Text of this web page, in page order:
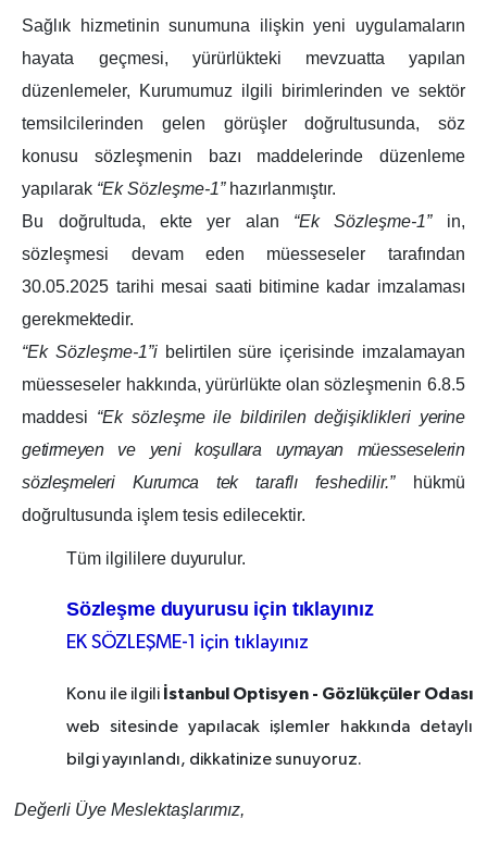
Sağlık hizmetinin sunumuna ilişkin yeni uygulamaların
hayata geçmesi, yürürlükteki mevzuatta yapılan
düzenlemeler, Kurumumuz ilgili birimlerinden ve sektör
temsilcilerinden gelen görüşler doğrultusunda, söz
konusu sözleşmenin bazı maddelerinde düzenleme
yapılarak “Ek Sözleşme-1” hazırlanmıştır.
Bu doğrultuda, ekte yer alan “Ek Sözleşme-1” in,
sözleşmesi devam eden müesseseler tarafından
30.05.2025 tarihi mesai saati bitimine kadar imzalaması
gerekmektedir.
“Ek Sözleşme-1”i belirtilen süre içerisinde imzalamayan
müesseseler hakkında, yürürlükte olan sözleşmenin 6.8.5
maddesi “Ek sözleşme ile bildirilen değişiklikleri yerine
getirmeyen ve yeni koşullara uymayan müesseselerin
sözleşmeleri Kurumca tek taraflı feshedilir.”
hükmü
doğrultusunda işlem tesis edilecektir.
Tüm ilgililere duyurulur.
Sözleşme duyurusu için tıklayınız
EK SÖZLEŞME-1 için tıklayınız
Konu ile ilgili İstanbul Optisyen - Gözlükçüler Odası
web sitesinde yapılacak işlemler hakkında detaylı
bilgi yayınlandı, dikkatinize sunuyoruz.
Değerli Üye Meslektaşlarımız,